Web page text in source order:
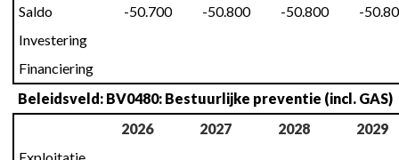
Saldo
-50.700 -50.800 -50.800
-
Investering
Financiering
Beleidsveld: BV0480: Bestuurlijke preventie (incl. GAS)
2026
2027 2028
2029